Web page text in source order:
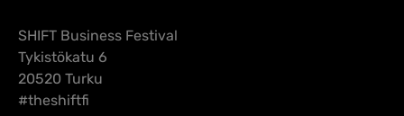
SHIFT Business Festival
Tykistökatu 6
20520 Turku
#theshiftfi